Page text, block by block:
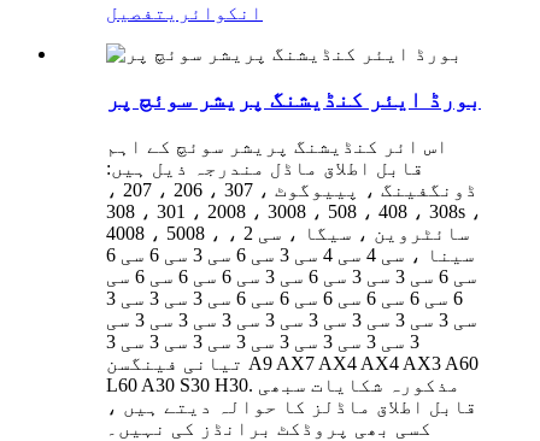
انکوائری تفصیل
بورڈ ایئر کنڈیشنگ پریشر سوئچ پر
اس ائر کنڈیشنگ پریشر سوئچ کے اہم
قابل اطلاق ماڈل مندرجہ ذیل ہیں:
ڈونگفینگ ، پییوگوٹ ، 307 ، 206 ، 207 ،
308 ، 408 ، 508 ، 3008 ، 2008 ، 301 ، 308s ،
4008 ، 5008 ، سائٹروین ، سیگا ، سی 2 ،
سینا ، سی 4 سی 4 سی 3 سی 6 سی 3 سی 6 سی 6
سی 6 سی 3 سی 3 سی 6 سی 3 سی 6 سی 6 سی 6 سی
6 سی 6 سی 6 سی 6 سی 6 سی 6 سی 3 سی 3 سی 3
سی 3 سی 3 سی 3 سی 3 سی 3 سی 3 سی 3 سی 3 سی
3 سی 3 سی 3 سی 3 سی 3 سی 3 سی 3 سی 3
تیانی فینگسن A9 AX7 AX4 AX4 AX3 A60
L60 A30 S30 H30. مذکورہ شکایات سبھی
قابل اطلاق ماڈلز کا حوالہ دیتے ہیں ،
کسی بھی پروڈکٹ برانڈز کی نہیں۔